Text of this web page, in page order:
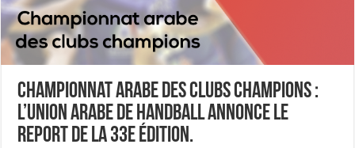
Championnat arabe des clubs champions :
l’union arabe de handball annonce le
report de la 33e édition.